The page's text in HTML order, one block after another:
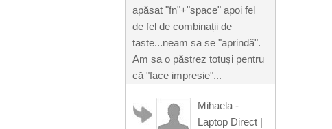
apăsat "fn"+"space" apoi fel
de fel de combinații de
taste...neam sa se "aprindă".
Am sa o păstrez totuși pentru
că "face impresie"...
Mihaela -
Laptop Direct |